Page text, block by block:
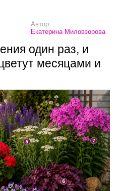
Автор:
Екатерина Миловзорова
один раз, и
месяцами и